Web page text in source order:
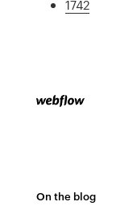
1742
On the blog